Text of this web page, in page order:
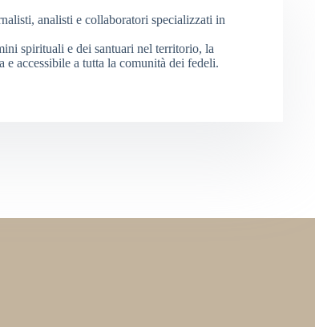
analisti e collaboratori specializzati in
spirituali e dei santuari nel territorio, la
accessibile a tutta la comunità dei fedeli.